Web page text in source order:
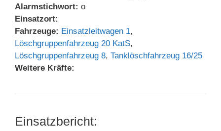
Alarmstichwort: o
Einsatzort:
Fahrzeuge: Einsatzleitwagen 1,
Löschgruppenfahrzeug 20 KatS,
Löschgruppenfahrzeug 8, Tanklöschfahrzeug 16/25
Weitere Kräfte:
Einsatzbericht: